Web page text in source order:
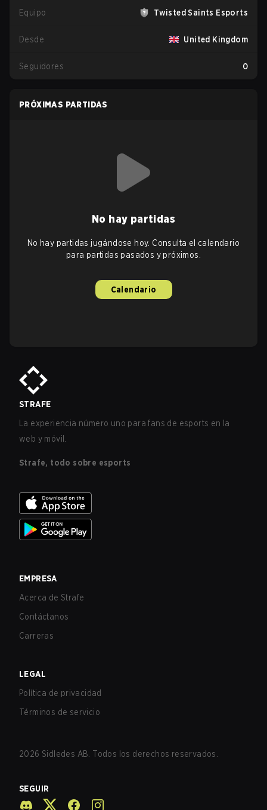
Equipo Twisted Saints Esports
Desde United Kingdom
Seguidores 0
PRÓXIMAS PARTIDAS
No hay partidas
No hay partidas jugándose hoy. Consulta el calendario
para partidas pasados y próximos.
Calendario
STRAFE
La experiencia número uno para fans de esports en la
web y móvil.
Strafe, todo sobre esports
EMPRESA
Acerca de Strafe
Contáctanos
Carreras
LEGAL
Política de privacidad
Términos de servicio
2026 Sidledes AB. Todos los derechos reservados.
SEGUIR